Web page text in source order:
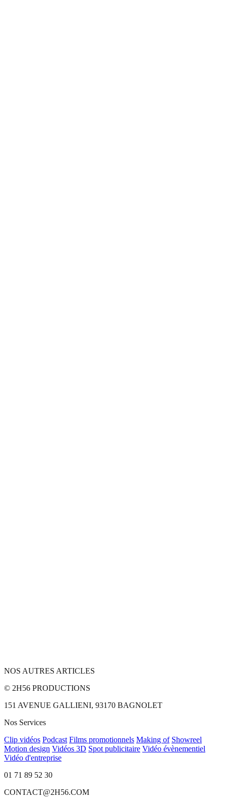
NOS AUTRES ARTICLES
© 2H56 PRODUCTIONS
151 AVENUE GALLIENI, 93170 BAGNOLET
Nos Services
Clip vidéos Podcast Films promotionnels Making of Showreel
Motion design Vidéos 3D Spot publicitaire Vidéo évènementiel
Vidéo d'entreprise
01 71 89 52 30
CONTACT@2H56.COM